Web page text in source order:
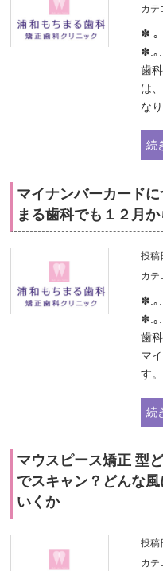
カテ
✽.｡
✽.｡
歯
は
な
続
マイナンバーカード
まる歯科でも１２月
投稿
カテ
✽.｡
✽.｡
歯
マ
す
続
マウスピース矯正 型
でスキャン？どんな
いくか
投稿
カテ